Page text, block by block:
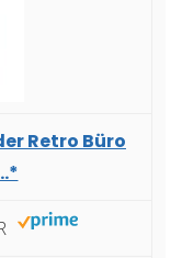
Retro Büro